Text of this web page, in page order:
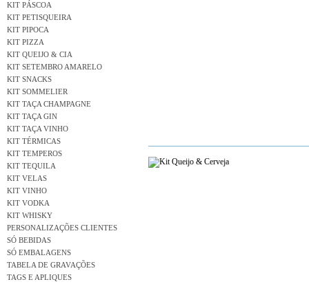
KIT PÁSCOA
KIT PETISQUEIRA
KIT PIPOCA
KIT PIZZA
KIT QUEIJO & CIA
KIT SETEMBRO AMARELO
KIT SNACKS
KIT SOMMELIER
KIT TAÇA CHAMPAGNE
KIT TAÇA GIN
KIT TAÇA VINHO
KIT TÉRMICAS
KIT TEMPEROS
KIT TEQUILA
KIT VELAS
KIT VINHO
KIT VODKA
KIT WHISKY
PERSONALIZAÇÕES CLIENTES
SÓ BEBIDAS
SÓ EMBALAGENS
TABELA DE GRAVAÇÕES
TAGS E APLIQUES